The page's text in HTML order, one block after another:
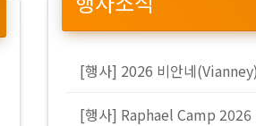
[행사] 2026 비안네
[행사] Raphael Camp 2026